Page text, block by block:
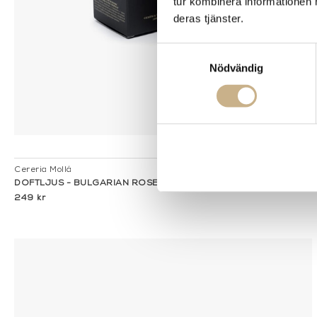
deras tjänster.
Nödvändig
Cereria Mollá
DOFTLJUS - BULGARIAN ROSE & OUD
249 kr